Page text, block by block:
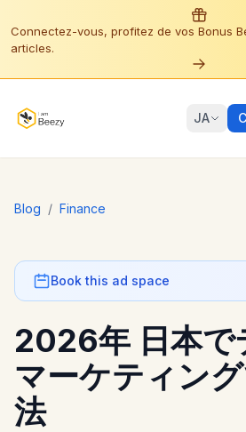
Connectez-vous, profitez de vos Bonus
articles.
JA
Blog / Finance
Book this ad space
2026年 日本で
マーケティン
法